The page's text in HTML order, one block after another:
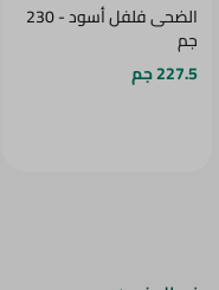
الضحى فلفل أسود - 230
جم
227.5 جم